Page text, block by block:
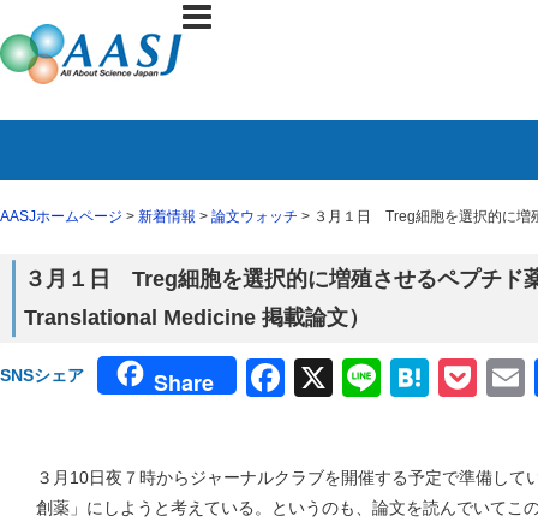
AASJホームページ > 新着情報 > 論文ウォッチ > ３月１日 Treg細胞を選択的に増
３月１日 Treg細胞を選択的に増殖させるペプチド
Translational Medicine 掲載論文）
SNSシェア Share Facebook
X Line
３月10日夜７時からジャーナルクラブを開催する予定で準備して
創薬」にしようと考えている。というのも、論文を読んでいてこ